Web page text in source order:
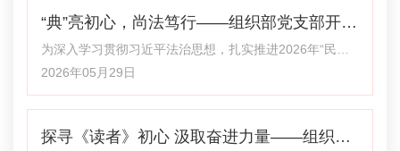
授课梳理我国古代政绩观念发展脉络及治理思想，剖析古
代政绩观的历史局限，为新时代树立正确政绩观提供历史
借鉴。二是深挖理论，厘清政绩观的内在逻辑关系。政绩
“典”亮初心，尚法笃行——组织部党支部开展
民法典专题学习
为深入学习贯彻习近平法治思想，扎实推进2026年“民法
典宣传月”活动走深走实，5月28日下午，组织部党支部紧
扣“‘典’亮初心，尚法笃行”活动主题，组织全体党员开展民
学习中，支部坚持政治引领、学用结合，把民法典学习与
2026年05月29日
探寻《读者》初心 汲取奋进力量——组织部